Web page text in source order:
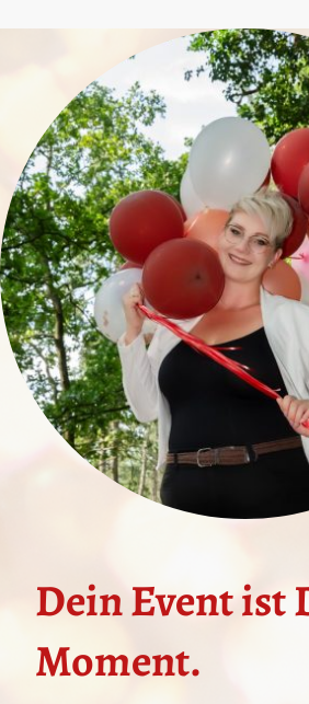
Dein Event ist
Moment.